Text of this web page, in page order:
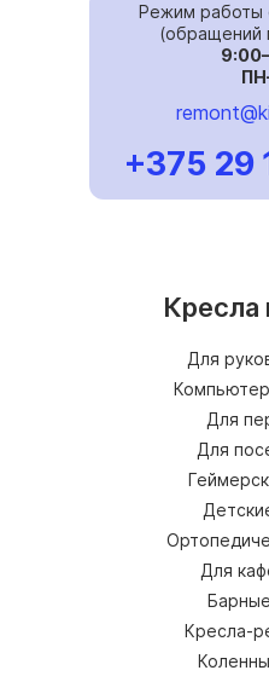
Режим работы
(обращений
+375 29
Кресла
Для
Для
Для
Для
Кресла-